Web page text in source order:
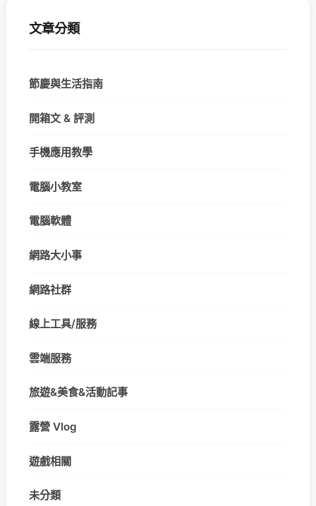
文章分類
節慶與生活指南
開箱文 & 評測
手機應用教學
電腦小教室
電腦軟體
網路大小事
網路社群
線上工具/服務
雲端服務
旅遊&美食&活動記事
露營 Vlog
遊戲相關
未分類